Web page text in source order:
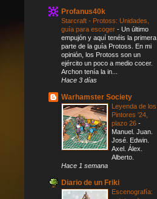
Profanus40k
Starcraft - Protoss: Unidades,
guía para escoger - Un último
empujón y aquí tenéis la primera
parte de la guía Protoss. En mi
opinión, los Protoss son un
ejército un poco a medio cocer.
Archon tenía la in...
Hace 3 días
Warhamster Society
Leyenda de los
Pintores '24,
plazo 26 -
Manuel. Juan.
José. Edwin.
Axel. Álex.
Alberto.
Hace 1 semana
Diario de un Friki
Escenografía: